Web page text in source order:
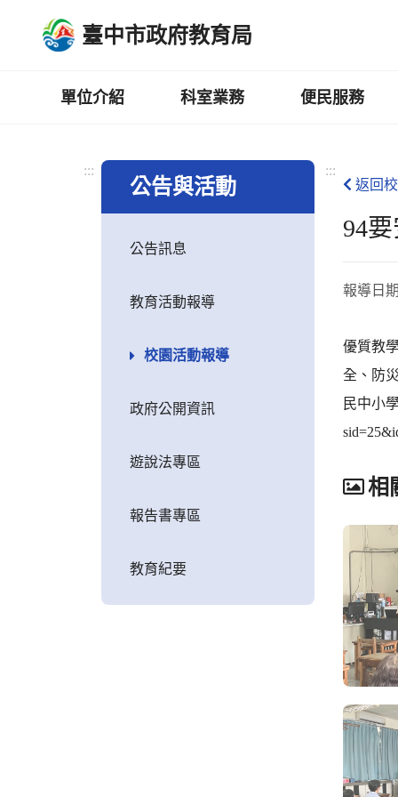
臺中市政府教育局
單位介紹 科室業務 便民服務
:::
公告與活動
公告訊息
教育活動報導
校園活動報導
政府公開資訊
遊說法專區
報告書專區
教育紀要
:::
返回
94
報導日
優質教
全、防
民中小
相